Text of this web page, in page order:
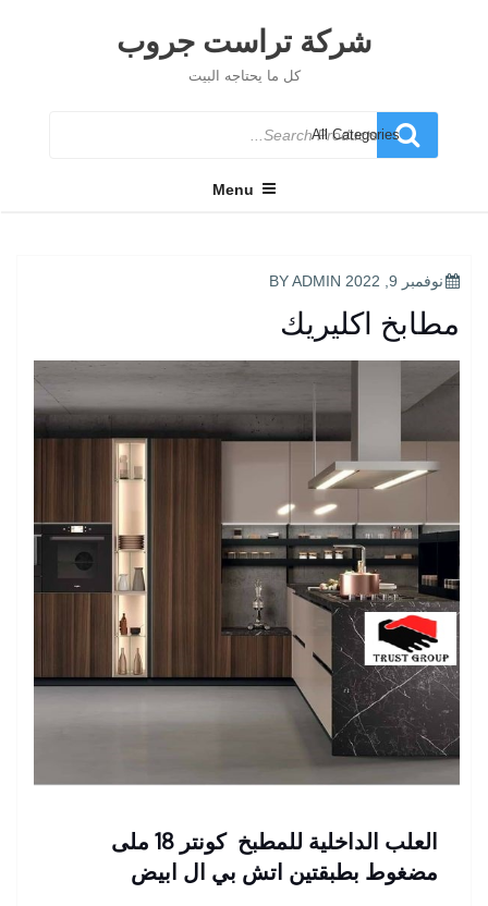
شركة تراست جروب
كل ما يحتاجه البيت
Search
for
Menu
POSTED
نوفمبر 9, 2022 ADMIN
مطابخ اكليريك
العلب الداخلية للمطبخ كونتر 18 ملى
مضغوط بطبقتين اتش بي ال ابيض